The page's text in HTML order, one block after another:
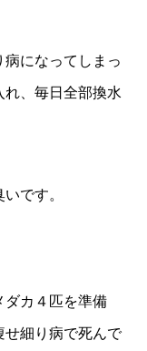
になってしまっ
れ、毎日全部換水
です。
ダカ４匹を準備
せ細り病で死んで